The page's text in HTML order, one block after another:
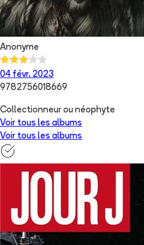
Anonyme
04 févr. 2023
9782756018669
Collectionneur ou néophyte
Voir tous les albums
Voir tous les albums